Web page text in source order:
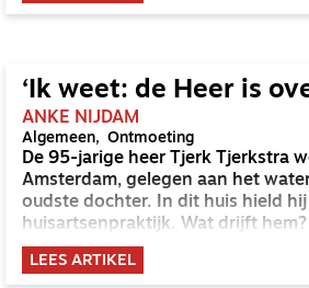
‘Ik weet: de Heer is
ANKE NIJDAM
Algemeen Ontmoeting
De 95-jarige heer Tjerk Tjerkstra
Amsterdam, gelegen aan het
oudste dochter. In dit huis hield
huisartsenpraktijk. Wat drijft hem?
LEES ARTIKEL